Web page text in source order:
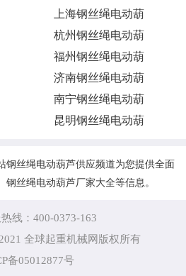
上海钢丝绳电动葫
杭州钢丝绳电动葫
福州钢丝绳电动葫
济南钢丝绳电动葫
南宁钢丝绳电动葫
昆明钢丝绳电动葫
钢丝绳电动葫芦供应频道为您提供全面
丝绳电动葫芦厂家大全等信息。
线：400-0373-163
全球起重机械网版权所有
备05012877号